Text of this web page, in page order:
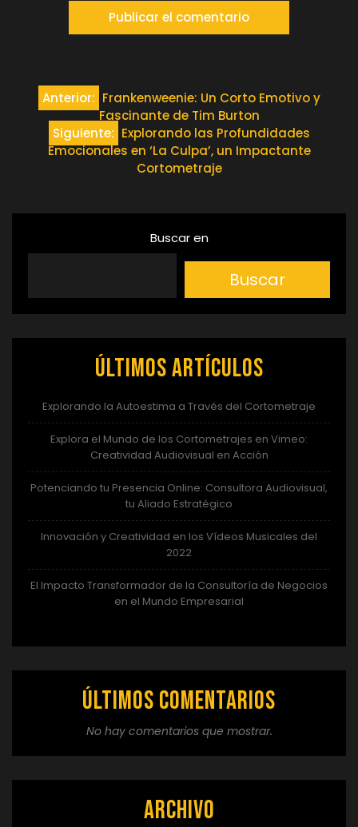
Navegación
entradas
Anterior: Frankenweenie: Un Corto Emotivo y
Fascinante de Tim Burton
Siguiente: Explorando las Profundidades
Emocionales en ‘La Culpa’, un Impactante
Cortometraje
Buscar en
Buscar
Últimos artículos
Explorando la Autoestima a Través del Cortometraje
Explora el Mundo de los Cortometrajes en Vimeo:
Creatividad Audiovisual en Acción
Potenciando tu Presencia Online: Consultora Audiovisual,
tu Aliado Estratégico
Innovación y Creatividad en los Vídeos Musicales del
2022
El Impacto Transformador de la Consultoría de Negocios
en el Mundo Empresarial
Últimos comentarios
No hay comentarios que mostrar.
Archivo